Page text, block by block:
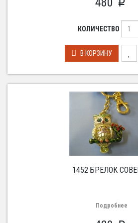
p
КОЛИЧЕСТВО
В КОРЗИНУ
1452 БРЕЛОК
Подробнее